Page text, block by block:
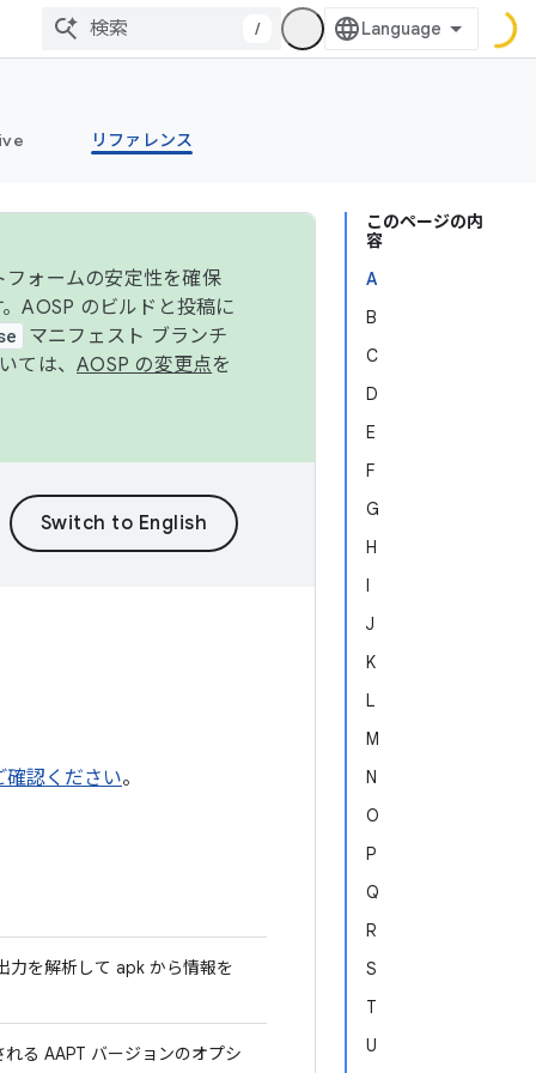
/
リファレンス
このページの内
容
A
B
C
D
E
F
G
H
I
J
K
L
M
N
O
P
Q
R
S
T
U
ォームの安定性を確保
AOSP のビルドと投稿に
マニフェスト ブランチ
ては、 AOSP の変更点を
確認ください。
を解析して apk から情報を
る AAPT バージョンのオプシ